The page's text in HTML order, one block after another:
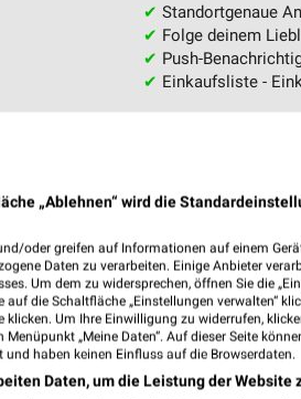
✔ Standortgenaue
✔ Folge deinem
✔ Push-
✔ Einkaufsliste -
„Ablehnen“ wird die
oder greifen auf Informationen auf einem
Daten zu verarbeiten. Einige Anbieter
Um dem zu widersprechen, öffnen Sie die
auf die Schaltfläche „Einstellungen verwalten“
klicken. Um Ihre Einwilligung zu widerrufen,
„Meine Daten“. Auf dieser Seite
haben keinen Einfluss auf die Browserdaten.
Daten, um die Leistung der Website